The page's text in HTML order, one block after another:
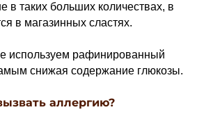
в таких больших количествах, в
в магазинных сластях.
используем рафинированный
снижая содержание глюкозы.
аллергию?